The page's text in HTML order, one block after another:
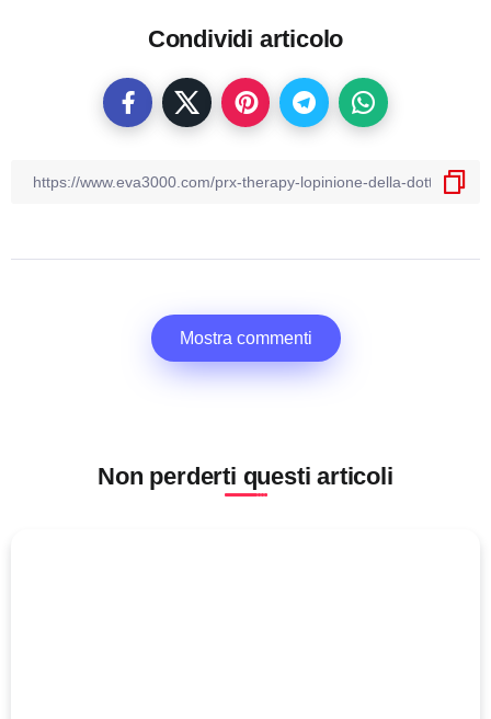
Condividi articolo
Mostra commenti
Non perderti questi articoli